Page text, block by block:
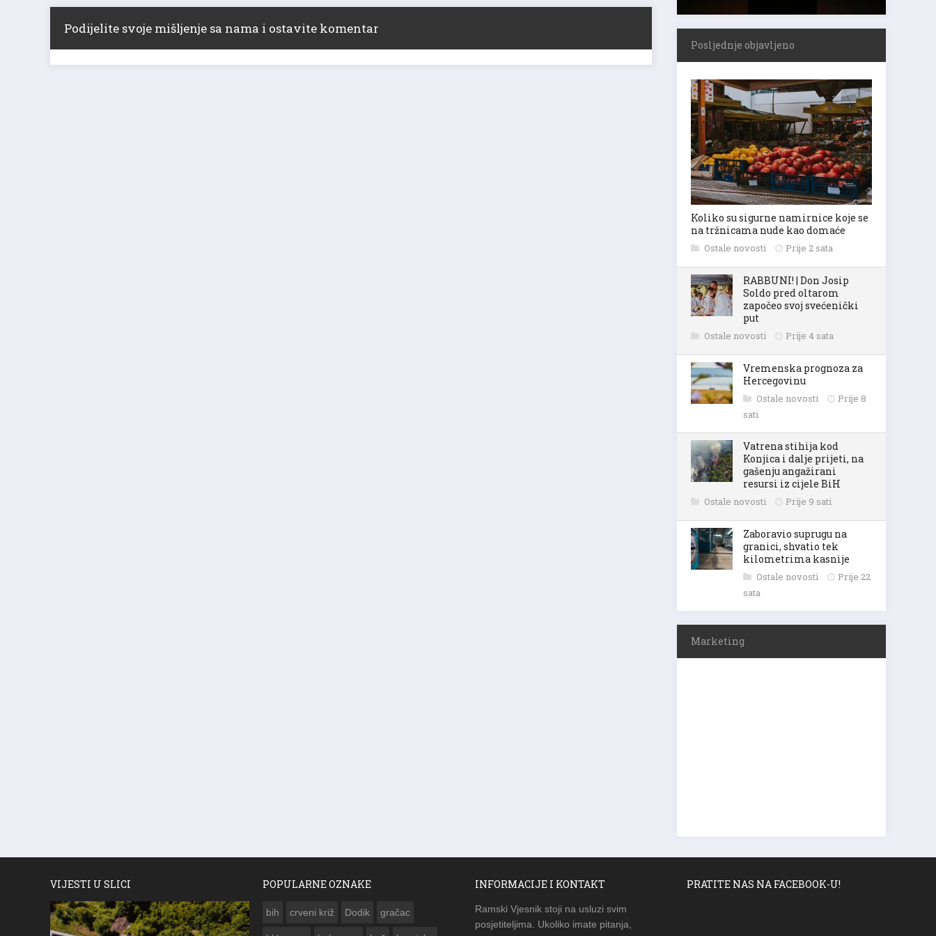
Podijelite svoje mišljenje sa nama i ostavite komentar
Posljednje objavljeno
Koliko su sigurne namirnice koje se
na tržnicama nude kao domaće
Ostale novosti Prije 2 sata
RABBUNI! | Don Josip
Soldo pred oltarom
započeo svoj svećenički
put
Ostale novosti Prije 4 sata
Vremenska prognoza za
Hercegovinu
Ostale novosti
Prije 8
sati
Vatrena stihija kod
Konjica i dalje prijeti, na
gašenju angažirani
resursi iz cijele BiH
Ostale novosti Prije 9 sati
Zaboravio suprugu na
granici, shvatio tek
kilometrima kasnije
Ostale novosti
Prije 22
sata
Marketing
VIJESTI U SLICI POPULARNE OZNAKE
bih crveni križ Dodik gračac
INFORMACIJE I KONTAKT
Ramski Vjesnik stoji na usluzi svim
posjetiteljima. Ukoliko imate pitanja,
PRATITE NAS NA FACEBOOK-U!